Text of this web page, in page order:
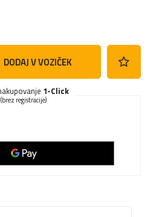
DODAJ V VOZIČEK
1-Click
(brez registracije)